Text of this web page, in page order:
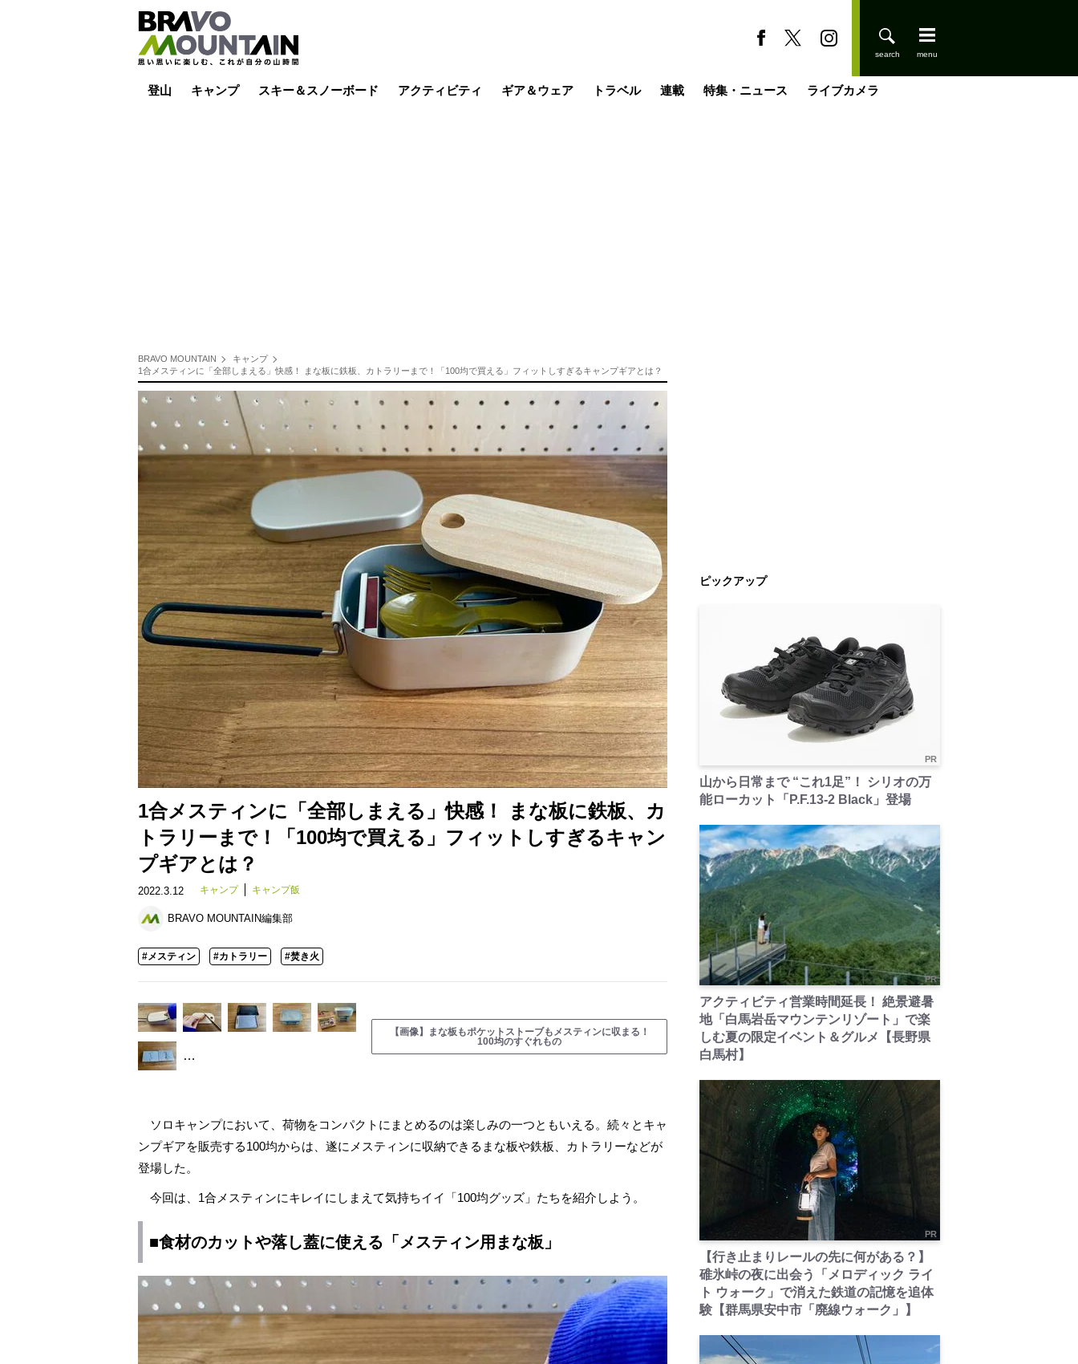
登山 キャンプ スキー＆スノーボード アクティビティ ギア＆ウェア トラベル 連載 特集・ニュース ライブカメラ
BRAVO MOUNTAIN
キャンプ
1合メスティンに「全部しまえる」快感！ まな板に鉄板、カトラリーまで！「100均で買える」フィットしすぎるキャンプギアとは？
1合メスティンに「全部しまえる」快感！ まな板に鉄板、カ
トラリーまで！「100均で買える」フィットしすぎるキャン
プギアとは？
2022.3.12 キャンプ キャンプ飯
BRAVO MOUNTAIN編集部
#メスティン #カトラリー #焚き火
…
【画像】まな板もポケットストーブもメスティンに収まる！
100均のすぐれもの
ソロキャンプにおいて、荷物をコンパクトにまとめるのは楽しみの一つともいえる。続々とキャ
ンプギアを販売する100均からは、遂にメスティンに収納できるまな板や鉄板、カトラリーなどが
登場した。
今回は、1合メスティンにキレイにしまえて気持ちイイ「100均グッズ」たちを紹介しよう。
■食材のカットや落し蓋に使える「メスティン用まな板」
ピックアップ
PR
山から日常まで “これ1足”！ シリオの万
能ローカット「P.F.13-2 Black」登場
PR
アクティビティ営業時間延長！ 絶景避暑
地「白馬岩岳マウンテンリゾート」で楽
しむ夏の限定イベント＆グルメ【長野県
白馬村】
PR
【行き止まりレールの先に何がある？】
碓氷峠の夜に出会う「メロディック ライ
ト ウォーク」で消えた鉄道の記憶を追体
験【群馬県安中市「廃線ウォーク」】